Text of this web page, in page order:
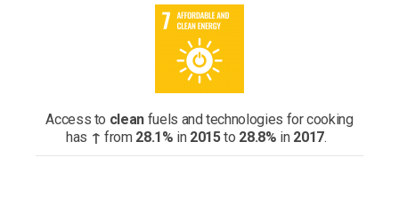
Access to clean fuels and technologies for cooking
has ↑ from 28.1% in 2015to 28.8% in 2017.